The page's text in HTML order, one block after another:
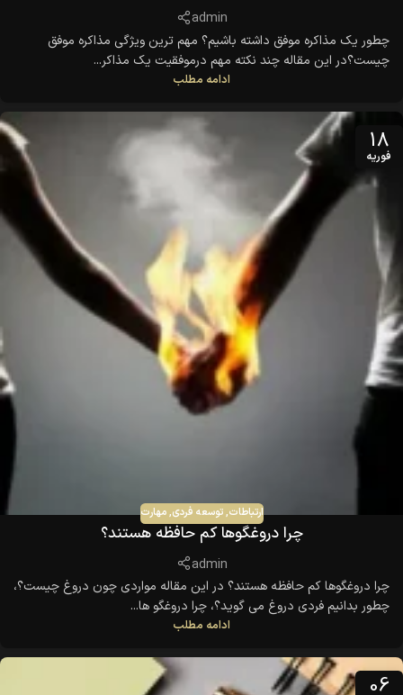
admin
چطور یک مذاکره موفق داشته باشیم؟ مهم ترین ویژگی مذاکره موفق
چیست؟در این مقاله چند نکته مهم درموفقیت یک مذاکر...
ادامه مطلب
18
فوریه
ارتباطات,توسعه فردی,مهارت
چرا دروغگوها کم حافظه هستند؟
admin
چرا دروغگوها کم حافظه هستند؟ در این مقاله مواردی چون دروغ چیست؟،
چطور بدانیم فردی دروغ می گوید؟، چرا دروغگو ها...
ادامه مطلب
06